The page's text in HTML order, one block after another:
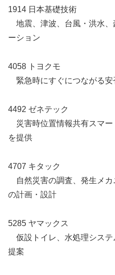
1914 日本基礎技術
地震、津波、台風・洪水、
ーション
4058 トヨクモ
緊急時にすぐにつながる安
4492 ゼネテック
災害時位置情報共有スマー
を提供
4707 キタック
自然災害の調査、発生メカ
の計画・設計
5285 ヤマックス
仮設トイレ、水処理システ
提案